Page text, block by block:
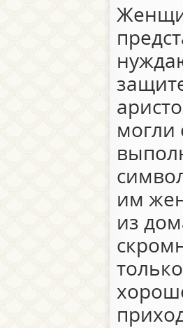
могли
им
из